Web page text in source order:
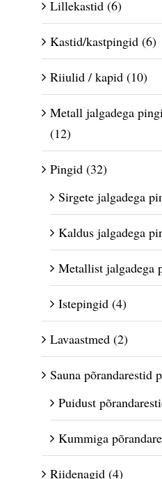
Lillekastid (6)
Kastid/kastpingid (6)
Riiulid / kapid (10)
Metall jalgadega
(12)
Pingid (32)
Sirgete jalgadega
Kaldus jalgadega
Metallist jalgadega
Istepingid (4)
Lavaastmed (2)
Sauna põrandarestid
Puidust
Kummiga
Riidenagid (4)